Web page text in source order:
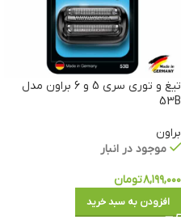
تیغ و توری سری 5 و 6 براون مدل
53B
براون
موجود در انبار
۸,۱۹۹,۰۰۰تومان
افزودن به سبد خرید